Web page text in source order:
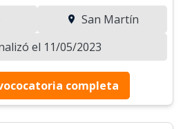
San Martín
el 11/05/2023
completa